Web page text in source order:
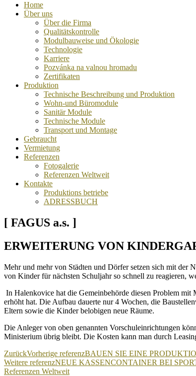
Home
Über uns
Über die Firma
Qualitätskontrolle
Modulbauweise und Ökologie
Technologie
Karriere
Pozvánka na valnou hromadu
Zertifikaten
Produktion
Technische Beschreibung und Produktion
Wohn-und Büromodule
Sanitär Module
Technische Module
Transport und Montage
Gebraucht
Vermietung
Referenzen
Fotogalerie
Referenzen Weltweit
Kontakte
Produktions betriebe
ADRESSBUCH
[ FAGUS a.s. ]
ERWEITERUNG VON
Mehr und mehr von Städten und Dörfer setzen sich mit der
von Kinder für nächsten Schuljahr so schnell zu reagieren,
In Halenkovice hat die Gemeinbehörde diesen Problem
erhöht hat. Die Aufbau dauerte nur 4 Wochen, die
Eltern sowie die Kinder belobigen neue Räume.
Die Anleger von oben genannten Vorschuleinrichtungen
Ministerium übrig bleibt. Die Kosten kann man durch
ZurückVorherige referenzBAUEN SIE EINE
Weitere referenzNEUE KASSENCONTAINER BEI
Referenzen Weltweit